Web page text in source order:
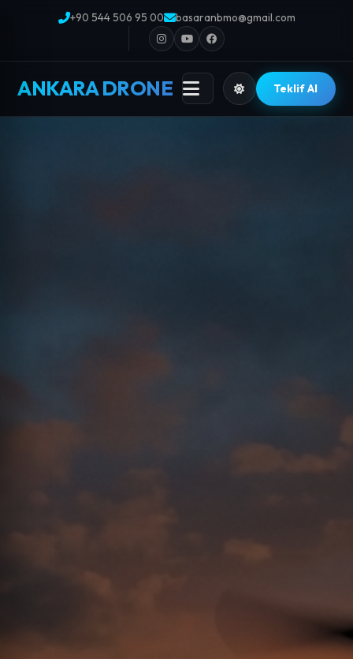
+90 544 506 95 00 basaranbmo@gmail.com
ANKARA DRONE Teklif Al